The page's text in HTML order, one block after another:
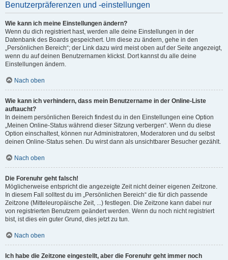
Benutzerpräferenzen und -einstellungen
Wie kann ich meine Einstellungen ändern?
Wenn du dich registriert hast, werden alle deine Einstellungen in der
Datenbank des Boards gespeichert. Um diese zu ändern, gehe in den
„Persönlichen Bereich“; der Link dazu wird meist oben auf der Seite angezeigt,
wenn du auf deinen Benutzernamen klickst. Dort kannst du alle deine
Einstellungen ändern.
Nach oben
Wie kann ich verhindern, dass mein Benutzername in der Online-Liste
auftaucht?
In deinem persönlichen Bereich findest du in den Einstellungen eine Option
„Meinen Online-Status während dieser Sitzung verbergen“. Wenn du diese
Option einschaltest, können nur Administratoren, Moderatoren und du selbst
deinen Online-Status sehen. Du wirst dann als unsichtbarer Besucher gezählt.
Nach oben
Die Forenuhr geht falsch!
Möglicherweise entspricht die angezeigte Zeit nicht deiner eigenen Zeitzone.
In diesem Fall solltest du im „Persönlichen Bereich“ die für dich passende
Zeitzone (Mitteleuropäische Zeit, ...) festlegen. Die Zeitzone kann dabei nur
von registrierten Benutzern geändert werden. Wenn du noch nicht registriert
bist, ist dies ein guter Grund, dies jetzt zu tun.
Nach oben
Ich habe die Zeitzone eingestellt, aber die Forenuhr geht immer noch